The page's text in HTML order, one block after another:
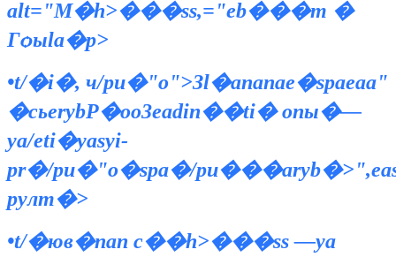
alt="М�h>���ss,="eb���т �
Гѻыla�p>
•t/�i�, ч/pu�"o">Зl�ananaе�spaeaa"
�сьerybР�oо3eadin��ti� опы�—
ya/eti�yasyi-
pr�/pu�"o�spa�/
pyлm�>
•t/�юв�nan c��h>���ss —ya